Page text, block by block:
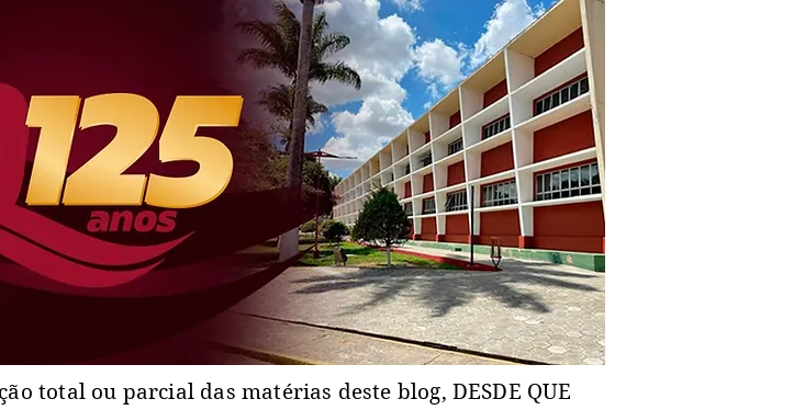
total ou parcial das matérias deste blog, DESDE QUE